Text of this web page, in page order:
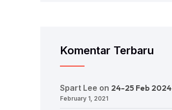
Komentar Terbaru
Spart Lee on 24-25 Feb 2024
February 1, 2021